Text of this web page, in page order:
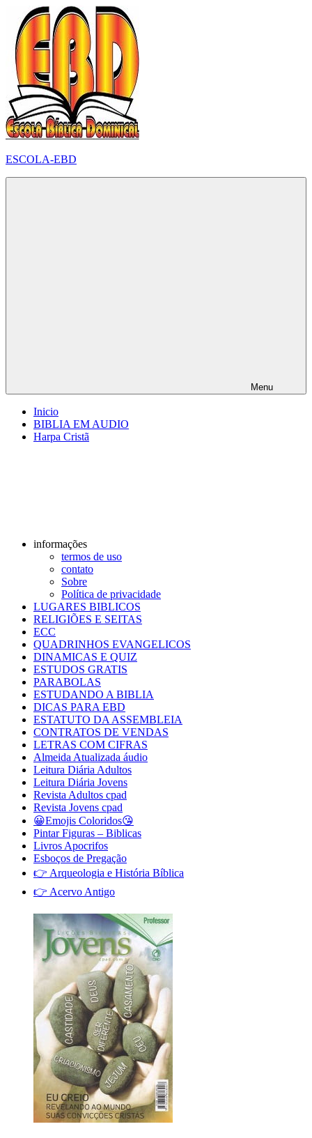
para
conteúdo
ESCOLA-EBD
Menu
Inicio
BIBLIA EM AUDIO
Harpa Cristã
informações
termos de uso
contato
Sobre
Política de privacidade
LUGARES BIBLICOS
RELIGIÕES E SEITAS
ECC
QUADRINHOS EVANGELICOS
DINAMICAS E QUIZ
ESTUDOS GRATIS
PARABOLAS
ESTUDANDO A BIBLIA
DICAS PARA EBD
ESTATUTO DA ASSEMBLEIA
CONTRATOS DE VENDAS
LETRAS COM CIFRAS
Almeida Atualizada áudio
Leitura Diária Adultos
Leitura Diária Jovens
Revista Adultos cpad
Revista Jovens cpad
😀Emojis Coloridos😘
Pintar Figuras – Biblicas
Livros Apocrifos
Esboços de Pregação
👉 Arqueologia e História Bíblica
👉 Acervo Antigo